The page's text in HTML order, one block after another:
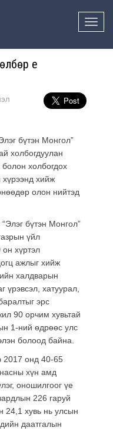
Toggle
үе
бүтэн Монгол”
холбогдуулан
холбогдох
хүрээнд хийж
олон нийтэд
бүтэн Монгол”
үйл
хүртэл
ажлыг хийж
халдварын
үрэвсэл, хатуурал,
эрс
90 орчим хувьтай
1-ний өдрөөс улс
болоод байна.
2017 онд 40-65
хүн амд
оношилгоог үе
226 гаруй
24,1 хувь нь улсын
даатгалын